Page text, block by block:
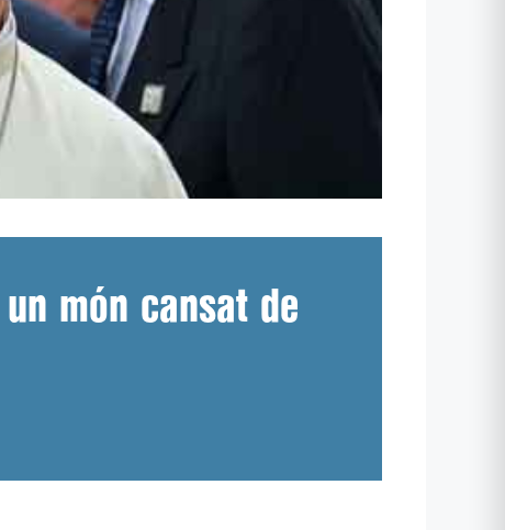
món cansat de